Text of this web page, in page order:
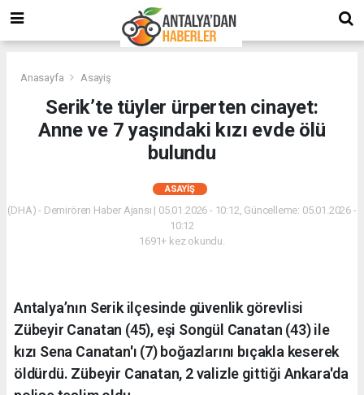
Anasayfa Asayiş
Serik’te tüyler ürperten cinayet:
Anne ve 7 yaşındaki kızı evde ölü
bulundu
ASAYIŞ
(DHA) - Demirören Haber Ajansı | 05.01.2026 - 10:12, Güncelleme: 05.01.2026 -
10:12
1691+ kez okundu.
Antalya’nın Serik ilçesinde güvenlik görevlisi
Zübeyir Canatan (45), eşi Songül Canatan (43) ile
kızı Sena Canatan'ı (7) boğazlarını bıçakla keserek
öldürdü. Zübeyir Canatan, 2 valizle gittiği Ankara'da